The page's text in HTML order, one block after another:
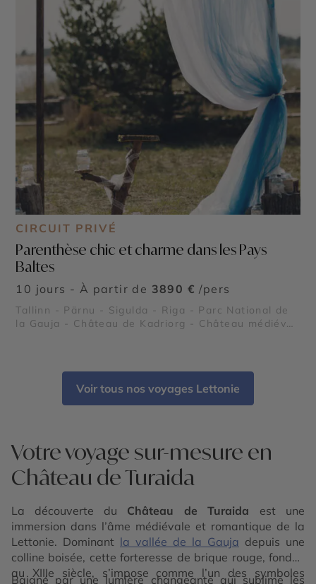
CIRCUIT PRIVÉ
Parenthèse chic et charme dans les Pays
Baltes
10 jours - À partir de 3890 € /pers
Tallinn - Pärnu - Sigulda - Riga - Parc National de
la Gauja - Château de Kadriorg - Château médiéval
Rundale - Druskininkai - Isthme de Courlande -
Plages de PalangaVoir tous nos voyages Lettonie
Votre voyage sur-mesure en
Château de Turaida
La découverte du Château de Turaida est une
immersion dans l’âme médiévale et romantique de la
Lettonie. Dominant la vallée de la Gauja depuis une
colline boisée, cette forteresse de brique rouge, fondée
au XIIIe siècle, s’impose comme l’un des symboles
Baigné par une lumière changeante qui sublime les